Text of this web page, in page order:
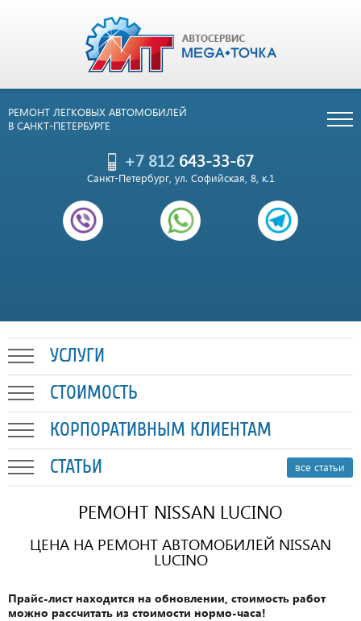
РЕМОНТ ЛЕГКОВЫХ АВТОМОБИЛЕЙ
В САНКТ-ПЕТЕРБУРГЕ
+7 812643-33-67
Санкт-Петербург, ул. Софийская, 8, к.1
УСЛУГИ
СТОИМОСТЬ
КОРПОРАТИВНЫМ КЛИЕНТАМ
СТАТЬИ
все статьи
РЕМОНТ NISSAN LUCINO
ЦЕНА НА РЕМОНТ АВТОМОБИЛЕЙ NISSAN
LUCINO
Прайс-лист находится на обновлении, стоимость работ
можно рассчитать из стоимости нормо-часа!